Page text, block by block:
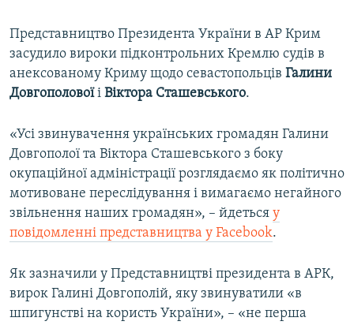
Усі сайти RFE/RL
Представництво Президента України в АР Крим
засудило вироки підконтрольних Кремлю судів в
анексованому Криму щодо севастопольців Галини
Довгополовоїі Віктора Сташевського.
«Усі звинувачення українських громадян Галини
Довгополої та Віктора Сташевського з боку
окупаційної адміністрації розглядаємо як політично
мотивоване переслідування і вимагаємо негайного
звільнення наших громадян», – йдеться у
повідомленні представництва у Facebook.
Як зазначили у Представництві президента в АРК,
вирок Галині Довгополій, яку звинуватили «в
шпигунстві на користь України», – «не перша